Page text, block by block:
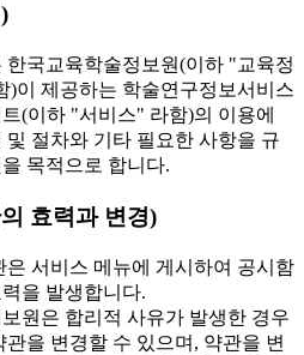
한국교육학술정보원(이하 "교육정
)이 제공하는 학술연구정보서비스
(이하 "서비스" 라함)의 이용에
및 절차와 기타 필요한 사항을 규
목적으로 합니다.
효력과 변경)
서비스 메뉴에 게시하여 공시함
을 발생합니다.
원은 합리적 사유가 발생한 경우
관을 변경할 수 있으며, 약관을 변